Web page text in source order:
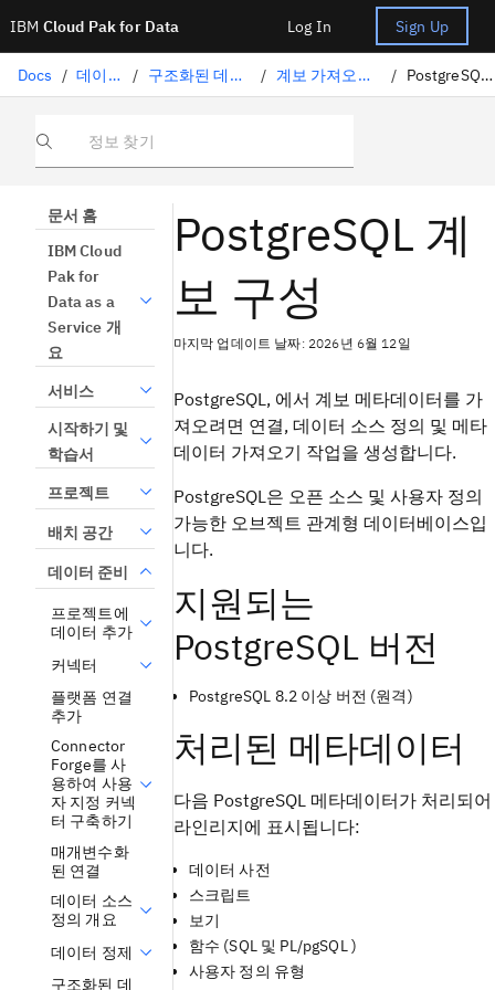
IBM Cloud Pak for Data Log In Sign Up
Docs / 데이터 준비 / 구조화된 데이터 큐레이팅 / 계보 가져오기 지원 커넥터 / PostgreSQL 계보 구성
정보 찾기
문서 홈
IBM Cloud
Pak for
Data as a
Service 개
요
서비스
시작하기 및
학습서
프로젝트
배치 공간
데이터 준비
프로젝트에
데이터 추가
커넥터
플랫폼 연결
추가
Connector
Forge를 사
용하여 사용
자 지정 커넥
터 구축하기
매개변수화
된 연결
데이터 소스
정의 개요
데이터 정제
구조화된 데
PostgreSQL 계
보 구성
마지막 업데이트 날짜: 2026년 6월 12일
PostgreSQL, 에서 계보 메타데이터를 가
져오려면 연결, 데이터 소스 정의 및 메타
데이터 가져오기 작업을 생성합니다.
PostgreSQL은 오픈 소스 및 사용자 정의
가능한 오브젝트 관계형 데이터베이스입
니다.
지원되는
PostgreSQL 버전
PostgreSQL 8.2 이상 버전 (원격)
처리된 메타데이터
다음 PostgreSQL 메타데이터가 처리되어
라인리지에 표시됩니다:
데이터 사전
스크립트
보기
함수 (SQL 및 PL/pgSQL )
사용자 정의 유형